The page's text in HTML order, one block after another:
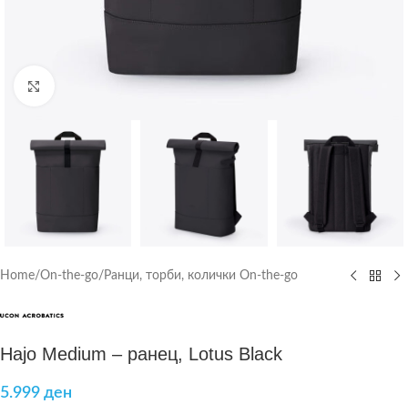
Home/On-the-go/ Ранци, торби, колички On-the-go
Hajo Medium – ранец, Lotus Black
5.999 ден